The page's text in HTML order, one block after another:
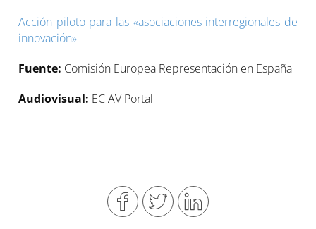
Acción piloto para las «asociaciones interregionales de
innovación»
Fuente: Comisión Europea Representación en España
Audiovisual: EC AV Portal